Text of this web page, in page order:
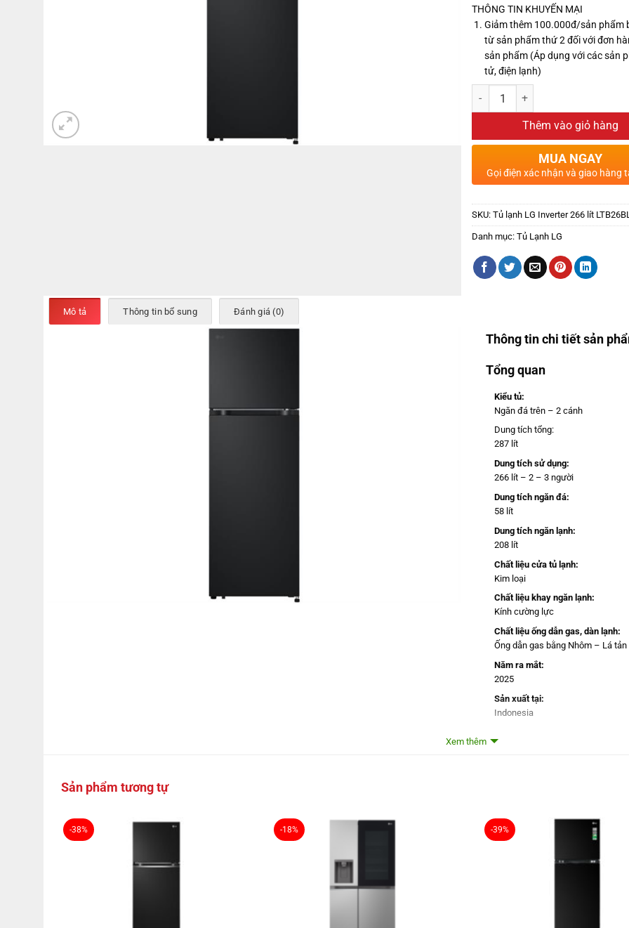
THÔNG TIN KHUYẾN MẠI
Giảm thêm 100.000đ/sản phẩm
từ sản phẩm thứ 2 đối với đơn
sản phẩm (Áp dụng với các sản
tử, điện lạnh)
Thêm vào giỏ hàng
MUA NGAY
Gọi điện xác nhận và giao hàng
SKU: Tủ lạnh LG Inverter 266 lít
Danh mục: Tủ Lạnh LG
Mô tả Thông tin bổ sung Đánh giá (0)
Thông tin chi tiết sản
Tổng quan
Kiểu tủ:
Ngăn đá trên – 2 cánh
Dung tích tổng:
287 lít
Dung tích sử dụng:
266 lít – 2 – 3 người
Dung tích ngăn đá:
58 lít
Dung tích ngăn lạnh:
208 lít
Chất liệu cửa tủ lạnh:
Kim loại
Chất liệu khay ngăn lạnh:
Kính cường lực
Chất liệu ống dẫn gas, dàn lạnh:
Ống dẫn gas bằng Nhôm – Lá
Năm ra mắt:
2025
Sản xuất tại:
Indonesia
Mức tiêu thụ điện năng
Công nghệ bảo quản và
Công nghệ làm lạnh:
Xem thêm
Sản phẩm tương tự
-38% -18% -39%